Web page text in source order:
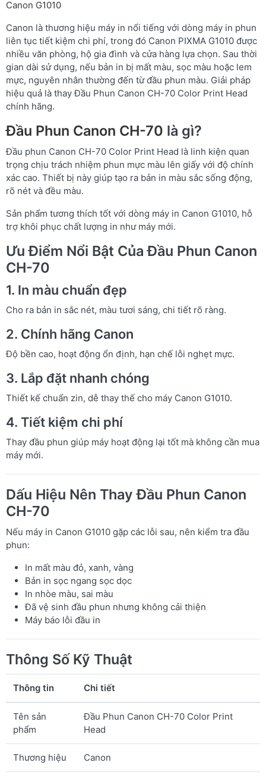
Canon G1010
Canon là thương hiệu máy in nổi tiếng với dòng máy in phun
liên tục tiết kiệm chi phí, trong đó Canon PIXMA G1010 được
nhiều văn phòng, hộ gia đình và cửa hàng lựa chọn. Sau thời
gian dài sử dụng, nếu bản in bị mất màu, sọc màu hoặc lem
mực, nguyên nhân thường đến từ đầu phun màu. Giải pháp
hiệu quả là thay Đầu Phun Canon CH-70 Color Print Head
chính hãng.
Đầu Phun Canon CH-70 là gì?
Đầu phun Canon CH-70 Color Print Head là linh kiện quan
trọng chịu trách nhiệm phun mực màu lên giấy với độ chính
xác cao. Thiết bị này giúp tạo ra bản in màu sắc sống động,
rõ nét và đều màu.
Sản phẩm tương thích tốt với dòng máy in Canon G1010, hỗ
trợ khôi phục chất lượng in như máy mới.
Ưu Điểm Nổi Bật Của Đầu Phun Canon
CH-70
1. In màu chuẩn đẹp
Cho ra bản in sắc nét, màu tươi sáng, chi tiết rõ ràng.
2. Chính hãng Canon
Độ bền cao, hoạt động ổn định, hạn chế lỗi nghẹt mực.
3. Lắp đặt nhanh chóng
Thiết kế chuẩn zin, dễ thay thế cho máy Canon G1010.
4. Tiết kiệm chi phí
Thay đầu phun giúp máy hoạt động lại tốt mà không cần mua
máy mới.
Dấu Hiệu Nên Thay Đầu Phun Canon
CH-70
Nếu máy in Canon G1010 gặp các lỗi sau, nên kiểm tra đầu
phun:
In mất màu đỏ, xanh, vàng
Bản in sọc ngang sọc dọc
In nhòe màu, sai màu
Đã vệ sinh đầu phun nhưng không cải thiện
Máy báo lỗi đầu in
Thông Số Kỹ Thuật
Thông tin Chi tiết
Tên sản
phẩm
Đầu Phun Canon CH-70 Color Print
Head
Thương hiệu Canon